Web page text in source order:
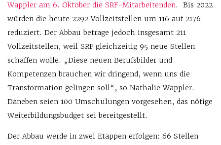
Wappler am 6. Oktober die SRF-Mitarbeitenden. Bis 2022
würden die heute 2292 Vollzeitstellen um 116 auf 2176
reduziert. Der Abbau betrage jedoch insgesamt 211
Vollzeitstellen, weil SRF gleichzeitig 95 neue Stellen
schaffen wolle. „Diese neuen Berufsbilder und
Kompetenzen brauchen wir dringend, wenn uns die
Transformation gelingen soll“, so Nathalie Wappler.
Daneben seien 100 Umschulungen vorgesehen, das nötige
Weiterbildungsbudget sei bereitgestellt.
Der Abbau werde in zwei Etappen erfolgen: 66 Stellen